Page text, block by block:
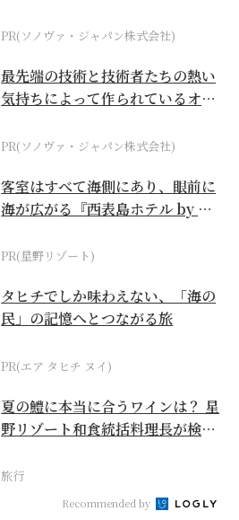
PR(ソノヴァ・ジャパン株式会社)
最先端の技術と技術者たちの熱い
気持ちによって作られているオー
PR(ソノヴァ・ジャパン株式会社)
客室はすべて海側にあり、眼前に
海が広がる『西表島ホテル by 星
PR(星野リゾート)
タヒチでしか味わえない、「海の
民」の記憶へとつながる旅
PR(エア タヒチ ヌイ)
夏の鱧に本当に合うワインは？ 星
野リゾート和食統括料理長が検証
旅行
Recommended by